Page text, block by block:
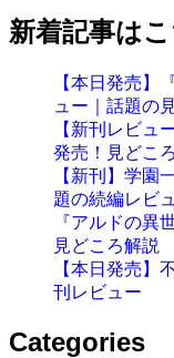
新着記事は
【本日発売】
ュー｜話題の
【新刊レビュ
発売！見どこ
【新刊】学園
題の続編レビ
『アルドの異
見どころ解説
【本日発売】
刊レビュー
Categories